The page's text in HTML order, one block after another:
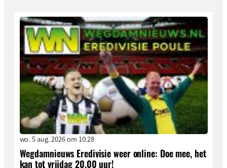
wo. 5 aug. 2026 om 10:28
Wegdamnieuws Eredivisie weer online: Doe mee, het
kan tot vrijdag 20.00 uur!